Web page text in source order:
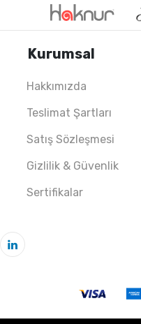
Kurumsal
Hakkımızda
Teslimat Şartları
Satış Sözleşmesi
Gizlilik & Güvenlik
Sertifikalar